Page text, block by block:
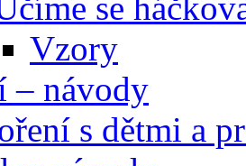
Vzory
– návody
s dětmi a